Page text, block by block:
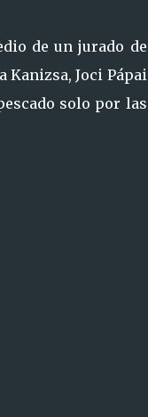
de un jurado de
Kanizsa, Joci Pápai
solo por las